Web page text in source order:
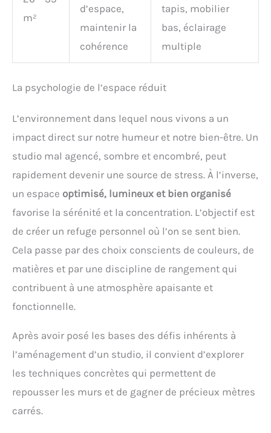
m²
d’espace,
maintenir la
cohérence
tapis, mobilier
bas, éclairage
multiple
La psychologie de l’espace réduit
L’environnement dans lequel nous vivons a un
impact direct sur notre humeur et notre bien-être. Un
studio mal agencé, sombre et encombré, peut
rapidement devenir une source de stress. À l’inverse,
un espace optimisé, lumineux et bien organisé
favorise la sérénité et la concentration. L’objectif est
de créer un refuge personnel où l’on se sent bien.
Cela passe par des choix conscients de couleurs, de
matières et par une discipline de rangement qui
contribuent à une atmosphère apaisante et
fonctionnelle.
Après avoir posé les bases des défis inhérents à
l’aménagement d’un studio, il convient d’explorer
les techniques concrètes qui permettent de
repousser les murs et de gagner de précieux mètres
carrés.